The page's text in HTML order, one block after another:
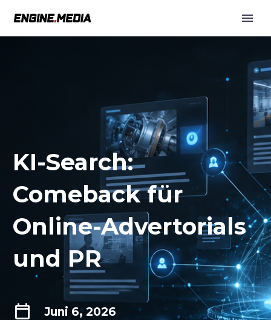
KI-Search:
Comeback für
Online-Advertorials
und PR
Juni 6, 2026